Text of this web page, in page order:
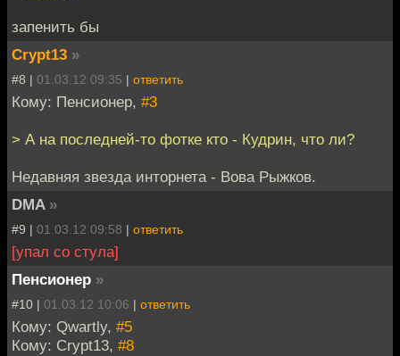
запенить бы
Crypt13 »
#8 | 01.03.12 09:35 | ответить
Кому: Пенсионер, #3
> А на последней-то фотке кто - Кудрин, что ли?
Недавняя звезда инторнета - Вова Рыжков.
DMA »
#9 | 01.03.12 09:58 | ответить
[упал со стула]
Пенсионер »
#10 | 01.03.12 10:06 | ответить
Кому: Qwartly, #5
Кому: Crypt13, #8